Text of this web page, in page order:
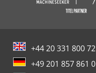
+44 20 331 800 72
+49 201 857 861 0